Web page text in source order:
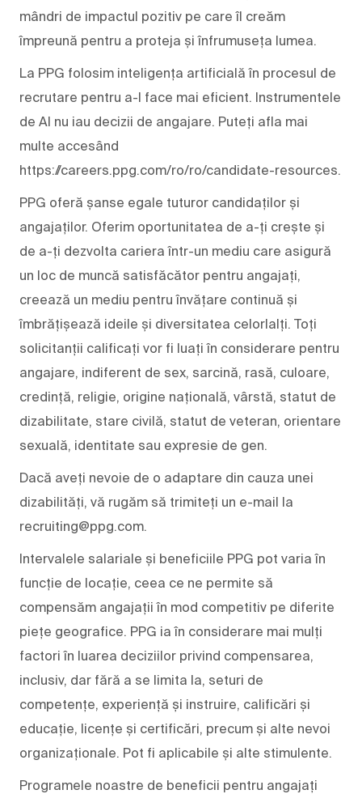
mândri de impactul pozitiv pe care îl creăm
împreună pentru a proteja și înfrumuseța lumea.
La PPG folosim inteligența artificială în procesul de
recrutare pentru a-l face mai eficient. Instrumentele
de AI nu iau decizii de angajare. Puteți afla mai
multe accesând
https://careers.ppg.com/ro/ro/candidate-resources.
PPG oferă șanse egale tuturor candidaților și
angajaților. Oferim oportunitatea de a-ți crește și
de a-ți dezvolta cariera într-un mediu care asigură
un loc de muncă satisfăcător pentru angajați,
creează un mediu pentru învățare continuă și
îmbrățișează ideile și diversitatea celorlalți. Toți
solicitanții calificați vor fi luați în considerare pentru
angajare, indiferent de sex, sarcină, rasă, culoare,
credință, religie, origine națională, vârstă, statut de
dizabilitate, stare civilă, statut de veteran, orientare
sexuală, identitate sau expresie de gen.
Dacă aveți nevoie de o adaptare din cauza unei
dizabilități, vă rugăm să trimiteți un e-mail la
recruiting@ppg.com.
Intervalele salariale și beneficiile PPG pot varia în
funcție de locație, ceea ce ne permite să
compensăm angajații în mod competitiv pe diferite
piețe geografice. PPG ia în considerare mai mulți
factori în luarea deciziilor privind compensarea,
inclusiv, dar fără a se limita la, seturi de
competențe, experiență și instruire, calificări și
educație, licențe și certificări, precum și alte nevoi
organizaționale. Pot fi aplicabile și alte stimulente.
Programele noastre de beneficii pentru angajați